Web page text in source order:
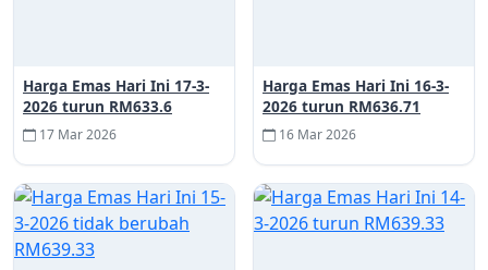
Harga Emas Hari Ini 17-3-
2026 turun RM633.6
17 Mar 2026
Harga Emas Hari Ini 16-3-
2026 turun RM636.71
16 Mar 2026